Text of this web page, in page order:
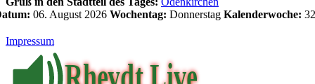
06. August 2026 Wochentag: Donnerstag Kalenderwoche: 32
Impressum